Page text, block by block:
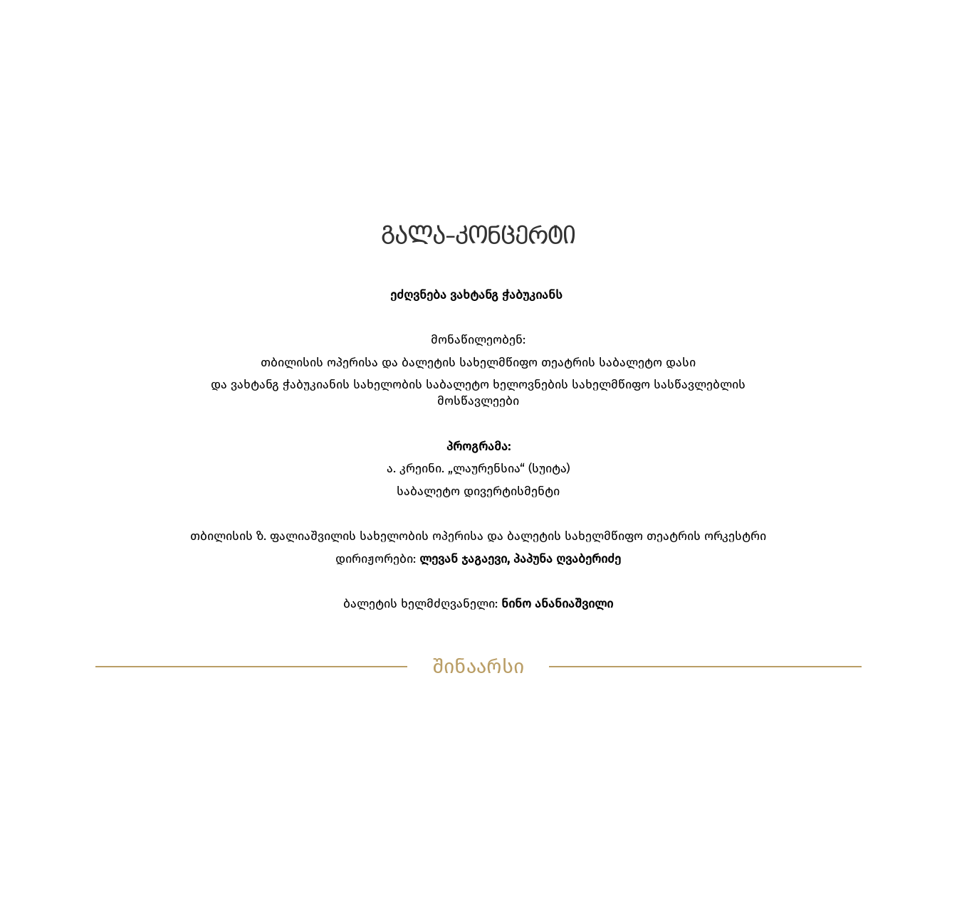
გალა-კონცერტი
ეძღვნება ვახტანგ ჭაბუკიანს
მონაწილეობენ:
თბილისის ოპერისა და ბალეტის სახელმწიფო თეატრის საბალეტო დასი
და ვახტანგ ჭაბუკიანის სახელობის საბალეტო ხელოვნების სახელმწიფო სასწავლებლის
მოსწავლეები
პროგრამა:
ა. კრეინი. „ლაურენსია“ (სუიტა)
საბალეტო დივერტისმენტი
თბილისის ზ. ფალიაშვილის სახელობის ოპერისა და ბალეტის სახელმწიფო თეატრის ორკესტრი
დირიჟორები: ლევან ჯაგაევი, პაპუნა ღვაბერიძე
ბალეტის ხელმძღვანელი: ნინო ანანიაშვილი
შინაარსი